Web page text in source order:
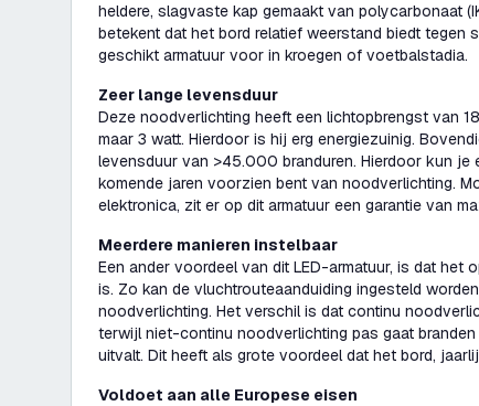
heldere, slagvaste kap gemaakt van polycarbonaat
betekent dat het bord relatief weerstand biedt tegen
geschikt armatuur voor in kroegen of voetbalstadia.
Zeer lange levensduur
Deze noodverlichting heeft een lichtopbrengst van
maar 3 watt. Hierdoor is hij erg energiezuinig.
levensduur van >45.000 branduren. Hierdoor kun je
komende jaren voorzien bent van noodverlichting.
elektronica, zit er op dit armatuur een garantie van
Meerdere manieren instelbaar
Een ander voordeel van dit LED-armatuur, is dat het
is. Zo kan de vluchtrouteaanduiding ingesteld
noodverlichting. Het verschil is dat continu
terwijl niet-continu noodverlichting pas gaat
uitvalt. Dit heeft als grote voordeel dat het bord,
Voldoet aan alle Europese eisen